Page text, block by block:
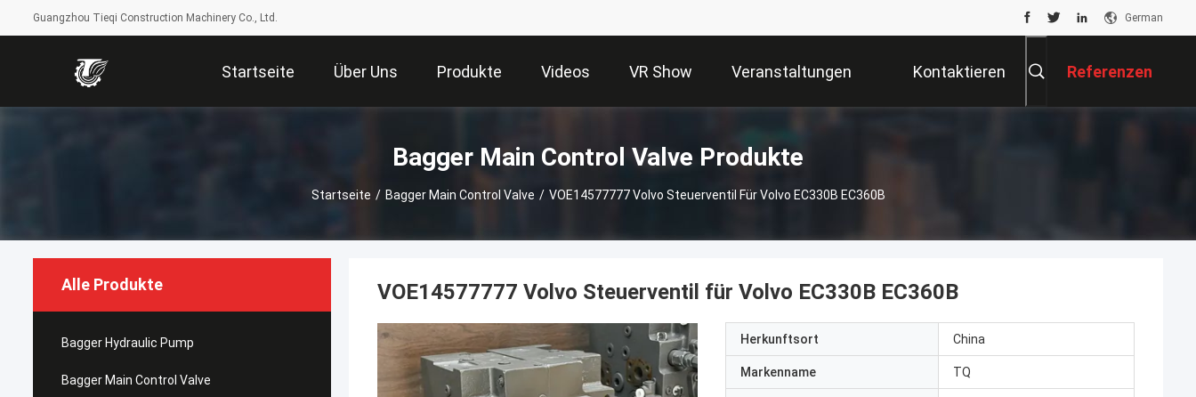
Guangzhou Tieqi Construction Machinery Co., Ltd. German
Startseite Über Uns Produkte Videos VR Show Veranstaltungen Kontaktieren Referenzen
Bagger Main Control Valve Produkte
Startseite / Bagger Main Control Valve / VOE14577777 Volvo Steuerventil Für Volvo EC330B EC360B
Alle Produkte
Bagger Hydraulic Pump
Bagger Main Control Valve
VOE14577777 Volvo Steuerventil für Volvo EC330B EC360B
Herkunftsort China
Markenname TQ